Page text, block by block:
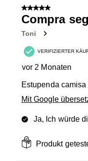
von
Bewertungen.
5 von 5 Sternen.
Compra
Toni
VERIFIZIERTER
vor 2 Monaten
Estupenda
Mit Google
Ja, Ich würde
Produkt